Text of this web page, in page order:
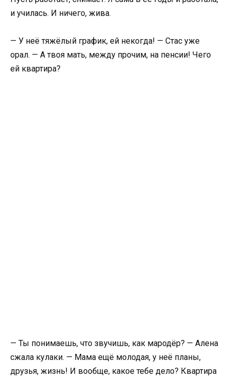
и училась. И ничего, жива.
— У неё тяжёлый график, ей некогда! — Стас уже
орал. — А твоя мать, между прочим, на пенсии! Чего
ей квартира?
— Ты понимаешь, что звучишь, как мародёр? — Алена
сжала кулаки. — Мама ещё молодая, у неё планы,
друзья, жизнь! И вообще, какое тебе дело? Квартира